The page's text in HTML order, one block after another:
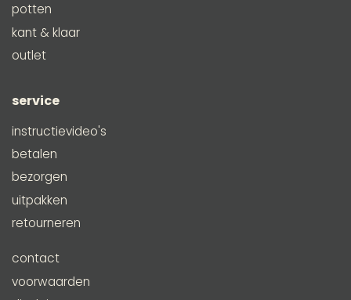
potten
kant & klaar
outlet
service
instructievideo's
betalen
bezorgen
uitpakken
retourneren
contact
voorwaarden